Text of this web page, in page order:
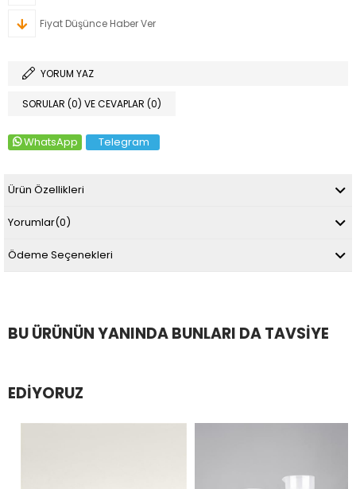
Fiyat Düşünce Haber Ver
YORUM YAZ
SORULAR (0) VE CEVAPLAR (0)
WhatsApp Telegram
Ürün Özellikleri
Yorumlar(0)
Ödeme Seçenekleri
BU ÜRÜNÜN YANINDA BUNLARI DA TAVSIYE
EDIYORUZ